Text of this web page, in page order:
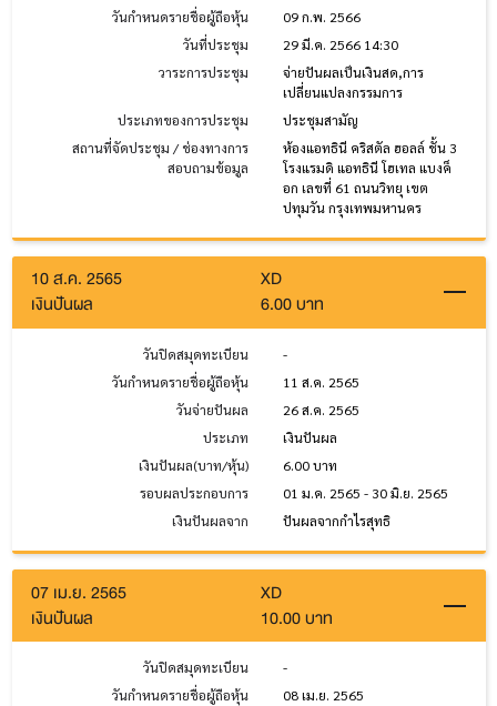
วันกำหนดรายชื่อผู้ถือหุ้น
09 ก.พ. 2566
วันที่ประชุม
29 มี.ค. 2566 14:30
วาระการประชุม
จ่ายปันผลเป็นเงินสด,การ
เปลี่ยนแปลงกรรมการ
ประเภทของการประชุม
ประชุมสามัญ
สถานที่จัดประชุม / ช่องทางการ
สอบถามข้อมูล
ห้องแอทธินี คริสตัล ฮอลล์ ชั้น 3
โรงแรมดิ แอทธินี โฮเทล แบงค็
อก เลขที่ 61 ถนนวิทยุ เขต
ปทุมวัน กรุงเทพมหานคร
10 ส.ค. 2565
XD
เงินปันผล
6.00 บาท
วันปิดสมุดทะเบียน
-
วันกำหนดรายชื่อผู้ถือหุ้น
11 ส.ค. 2565
วันจ่ายปันผล
26 ส.ค. 2565
ประเภท
เงินปันผล
เงินปันผล(บาท/หุ้น)
6.00 บาท
รอบผลประกอบการ
01 ม.ค. 2565 - 30 มิ.ย. 2565
เงินปันผลจาก
ปันผลจากกำไรสุทธิ
07 เม.ย. 2565
XD
เงินปันผล
10.00 บาท
วันปิดสมุดทะเบียน
-
วันกำหนดรายชื่อผู้ถือหุ้น
08 เม.ย. 2565